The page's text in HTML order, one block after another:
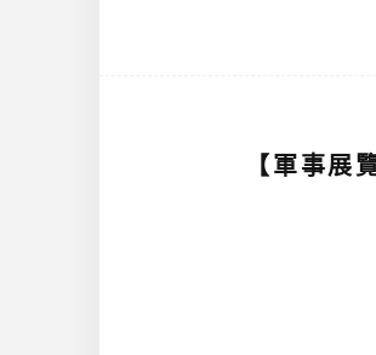
【軍事展